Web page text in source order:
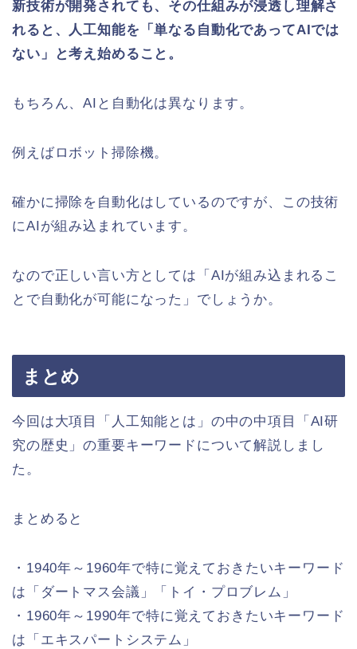
新技術が開発されても、その仕組みが浸透し理解さ
れると、人工知能を「単なる自動化であってAIでは
ない」と考え始めること。
もちろん、AIと自動化は異なります。
例えばロボット掃除機。
確かに掃除を自動化はしているのですが、この技術
にAIが組み込まれています。
なので正しい言い方としては「AIが組み込まれるこ
とで自動化が可能になった」でしょうか。
まとめ
今回は大項目「人工知能とは」の中の中項目「AI研
究の歴史」の重要キーワードについて解説しまし
た。
まとめると
・1940年～1960年で特に覚えておきたいキーワード
は「ダートマス会議」「トイ・プロブレム」
・1960年～1990年で特に覚えておきたいキーワード
は「エキスパートシステム」